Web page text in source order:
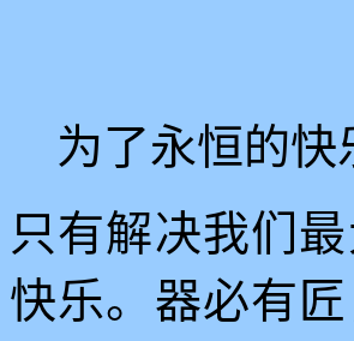
为了永恒的快
只有解决我们
快乐。器必有